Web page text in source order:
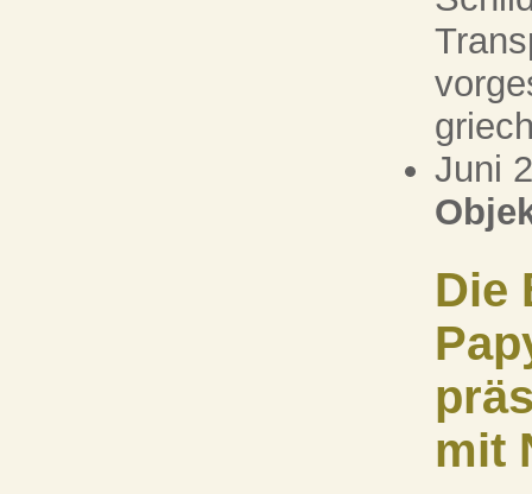
Juni
Die
mit